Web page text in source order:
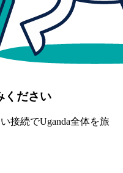
ください
接続でUganda全体を旅